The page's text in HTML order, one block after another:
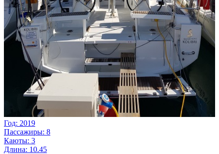
Год: 2019
Пассажиры: 8
Каюты: 3
Длина: 10.45